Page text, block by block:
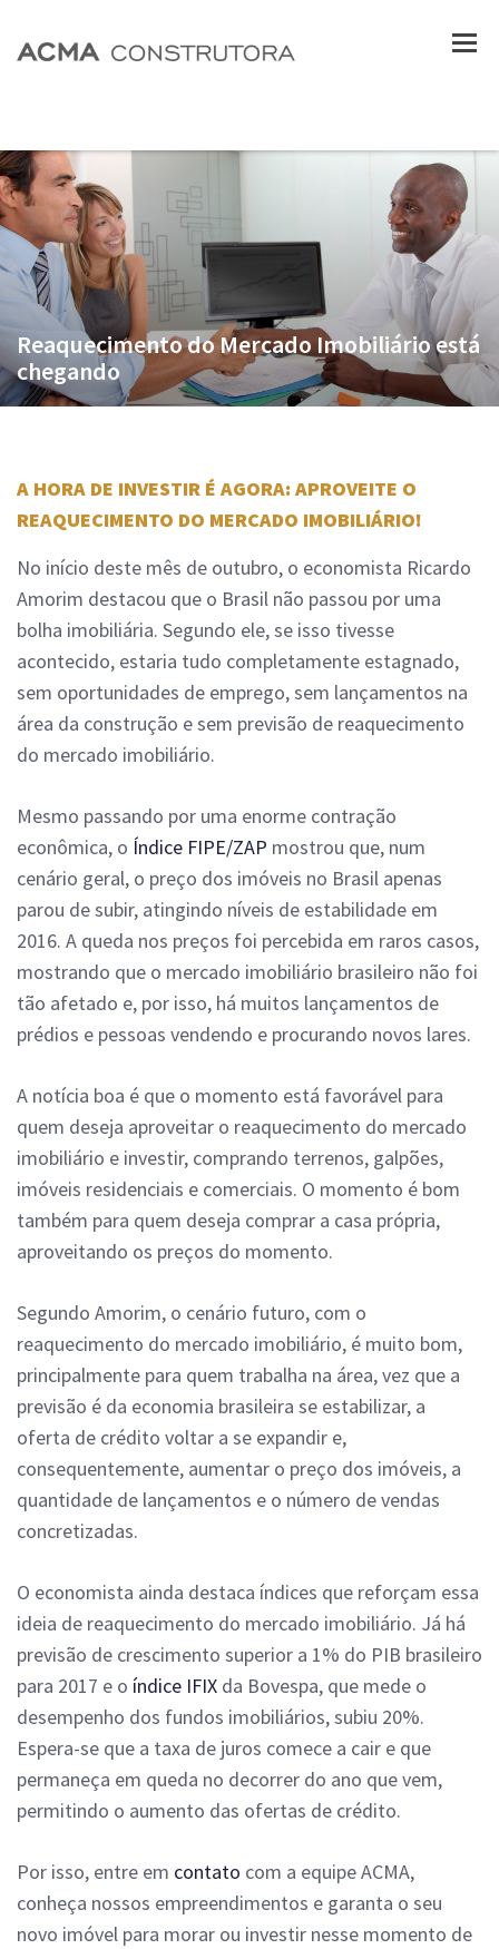
Reaquecimento do Mercado Imobiliário está
chegando
A HORA DE INVESTIR É AGORA: APROVEITE O
REAQUECIMENTO DO MERCADO IMOBILIÁRIO!
No início deste mês de outubro, o economista Ricardo
Amorim destacou que o Brasil não passou por uma
bolha imobiliária. Segundo ele, se isso tivesse
acontecido, estaria tudo completamente estagnado,
sem oportunidades de emprego, sem lançamentos na
área da construção e sem previsão de reaquecimento
do mercado imobiliário.
Mesmo passando por uma enorme contração
econômica, o Índice FIPE/ZAP mostrou que, num
cenário geral, o preço dos imóveis no Brasil apenas
parou de subir, atingindo níveis de estabilidade em
2016. A queda nos preços foi percebida em raros casos,
mostrando que o mercado imobiliário brasileiro não foi
tão afetado e, por isso, há muitos lançamentos de
prédios e pessoas vendendo e procurando novos lares.
A notícia boa é que o momento está favorável para
quem deseja aproveitar o reaquecimento do mercado
imobiliário e investir, comprando terrenos, galpões,
imóveis residenciais e comerciais. O momento é bom
também para quem deseja comprar a casa própria,
aproveitando os preços do momento.
Segundo Amorim, o cenário futuro, com o
reaquecimento do mercado imobiliário, é muito bom,
principalmente para quem trabalha na área, vez que a
previsão é da economia brasileira se estabilizar, a
oferta de crédito voltar a se expandir e,
consequentemente, aumentar o preço dos imóveis, a
quantidade de lançamentos e o número de vendas
concretizadas.
O economista ainda destaca índices que reforçam essa
ideia de reaquecimento do mercado imobiliário. Já há
previsão de crescimento superior a 1% do PIB brasileiro
para 2017 e o índice IFIX da Bovespa, que mede o
desempenho dos fundos imobiliários, subiu 20%.
Espera-se que a taxa de juros comece a cair e que
permaneça em queda no decorrer do ano que vem,
permitindo o aumento das ofertas de crédito.
Por isso, entre em contato com a equipe ACMA,
conheça nossos empreendimentos e garanta o seu
novo imóvel para morar ou investir nesse momento de